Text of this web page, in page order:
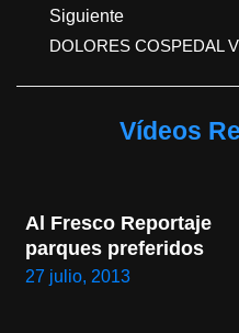
Siguiente
DOLORES COSPEDAL
Vídeos
Al Fresco Reportaje
parques preferidos
27 julio, 2013